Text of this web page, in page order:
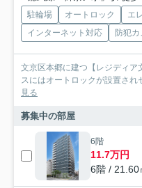
駐輪場 オートロック エ
インターネット対応
防犯カ
文京区本郷に建つ【レジディ
スにはオートロックが設置さ
見る
募集中の部屋
6階
11.7万円
6階 / 21.60